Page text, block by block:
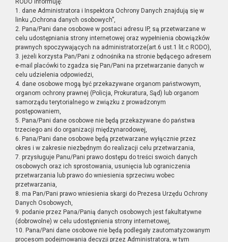
RODO informuję:
1. dane Administratora i Inspektora Ochrony Danych znajdują się w
linku „Ochrona danych osobowych”,
2. Pana/Pani dane osobowe w postaci adresu IP, są przetwarzane w
celu udostępniania strony internetowej oraz wypełnienia obowiązków
prawnych spoczywających na administratorze(art.6 ust.1 lit.c RODO),
3. jeżeli korzysta Pan/Pani z odnośnika na stronie będącego adresem
e-mail placówki to zgadza się Pan/Pani na przetwarzanie danych w
celu udzielenia odpowiedzi,
4. dane osobowe mogą być przekazywane organom państwowym,
organom ochrony prawnej (Policja, Prokuratura, Sąd) lub organom
samorządu terytorialnego w związku z prowadzonym
postępowaniem,
5. Pana/Pani dane osobowe nie będą przekazywane do państwa
trzeciego ani do organizacji międzynarodowej,
6. Pana/Pani dane osobowe będą przetwarzane wyłącznie przez
okres i w zakresie niezbędnym do realizacji celu przetwarzania,
7. przysługuje Panu/Pani prawo dostępu do treści swoich danych
osobowych oraz ich sprostowania, usunięcia lub ograniczenia
przetwarzania lub prawo do wniesienia sprzeciwu wobec
przetwarzania,
8. ma Pan/Pani prawo wniesienia skargi do Prezesa Urzędu Ochrony
Danych Osobowych,
9. podanie przez Pana/Panią danych osobowych jest fakultatywne
(dobrowolne) w celu udostępnienia strony internetowej,
10. Pana/Pani dane osobowe nie będą podlegały zautomatyzowanym
procesom podejmowania decyzji przez Administratora, w tym